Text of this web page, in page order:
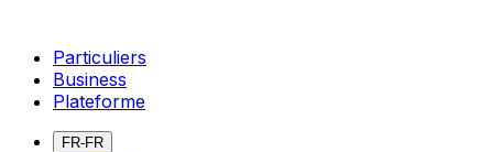
Particuliers
Business
Plateforme
FR-FR